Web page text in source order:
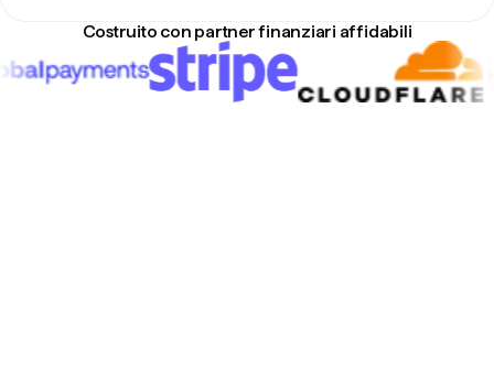
Costruito con partner finanziari affidabili